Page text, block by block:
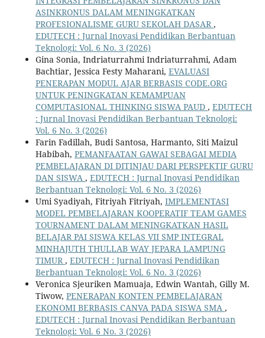
ASINKRONUS DALAM MENINGKATKAN
PROFESIONALISME GURU SEKOLAH DASAR,
EDUTECH : Jurnal Inovasi Pendidikan Berbantuan
Teknologi: Vol. 6 No. 3 (2026)
Gina Sonia, Indriaturrahmi Indriaturrahmi, Adam
Bachtiar, Jessica Festy Maharani, EVALUASI
PENERAPAN MODUL AJAR BERBASIS CODE.ORG
UNTUK PENINGKATAN KEMAMPUAN
COMPUTASIONAL THINKING SISWA PAUD , EDUTECH
: Jurnal Inovasi Pendidikan Berbantuan Teknologi:
Vol. 6 No. 3 (2026)
Farin Fadillah, Budi Santosa, Harmanto, Siti Maizul
Habibah, PEMANFAATAN GAWAI SEBAGAI MEDIA
PEMBELAJARAN DI DITINJAU DARI PERSPEKTIF GURU
DAN SISWA , EDUTECH : Jurnal Inovasi Pendidikan
Berbantuan Teknologi: Vol. 6 No. 3 (2026)
Umi Syadiyah, Fitriyah Fitriyah, IMPLEMENTASI
MODEL PEMBELAJARAN KOOPERATIF TEAM GAMES
TOURNAMENT DALAM MENINGKATKAN HASIL
BELAJAR PAI SISWA KELAS VII SMP INTEGRAL
MINHAJUTH THULLAB WAY JEPARA LAMPUNG
TIMUR, EDUTECH : Jurnal Inovasi Pendidikan
Berbantuan Teknologi: Vol. 6 No. 3 (2026)
Veronica Sjeuriken Mamuaja, Edwin Wantah, Gilly M.
Tiwow, PENERAPAN KONTEN PEMBELAJARAN
EKONOMI BERBASIS CANVA PADA SISWA SMA ,
EDUTECH : Jurnal Inovasi Pendidikan Berbantuan
Teknologi: Vol. 6 No. 3 (2026)